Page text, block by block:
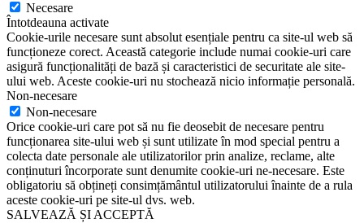
Necesare
Întotdeauna activate
Cookie-urile necesare sunt absolut esențiale pentru ca site-ul web să
funcționeze corect. Această categorie include numai cookie-uri care
asigură funcționalități de bază și caracteristici de securitate ale site-
ului web. Aceste cookie-uri nu stochează nicio informație personală.
Non-necesare
Non-necesare
Orice cookie-uri care pot să nu fie deosebit de necesare pentru
funcționarea site-ului web și sunt utilizate în mod special pentru a
colecta date personale ale utilizatorilor prin analize, reclame, alte
conținuturi încorporate sunt denumite cookie-uri ne-necesare. Este
obligatoriu să obțineți consimțământul utilizatorului înainte de a rula
aceste cookie-uri pe site-ul dvs. web.
SALVEAZĂ ȘI ACCEPTĂ